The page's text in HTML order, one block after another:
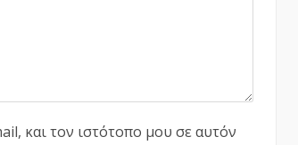
και τον ιστότοπο μου σε αυτόν